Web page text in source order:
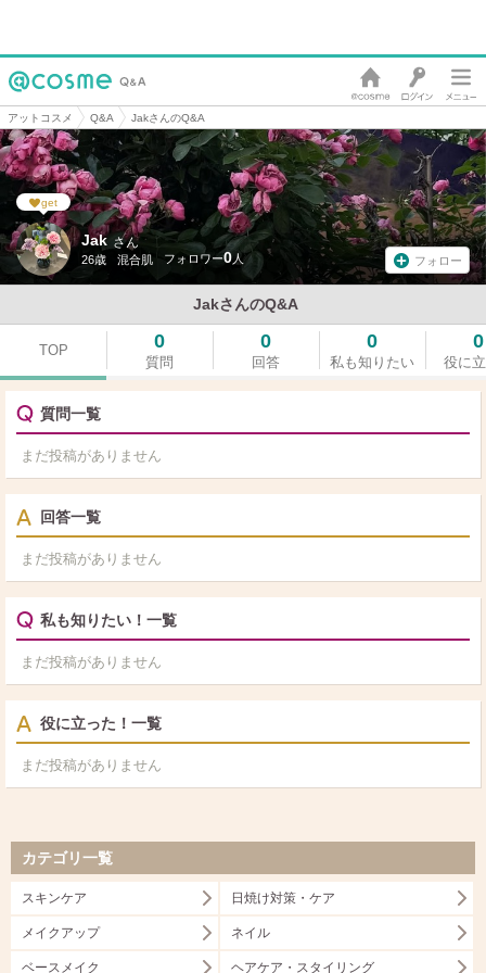
アットコスメ Q&A JakさんのQ&A
Jak さん
26歳 混合肌 0 フォロー
JakさんのQ&A
get
TOP 0
質問
0
回答
0
私も知りたい
0
役に
質問一覧
まだ投稿がありません
回答一覧
まだ投稿がありません
私も知りたい！一覧
まだ投稿がありません
役に立った！一覧
まだ投稿がありません
カテゴリ一覧
スキンケア 日焼け対策・ケア
メイクアップ ネイル
ベースメイク ヘアケア・スタイリング